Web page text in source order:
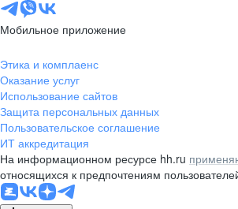
Мобильное приложение
Этика и комплаенс
Оказание услуг
Использование сайтов
Защита персональных данных
Пользовательское соглашение
ИТ аккредитация
На информационном ресурсе hh.ru
относящихся к предпочтениям